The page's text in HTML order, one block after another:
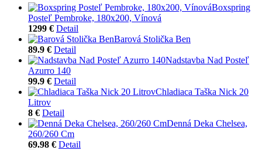
Boxspring
Posteľ Pembroke, 180x200, Vínová
1299 € Detail
Barová Stolička Ben
89.9 € Detail
Nadstavba Nad Posteľ
Azurro 140
99.9 € Detail
Chladiaca Taška Nick 20
Litrov
8 € Detail
Denná Deka Chelsea,
260/260 Cm
69.98 € Detail